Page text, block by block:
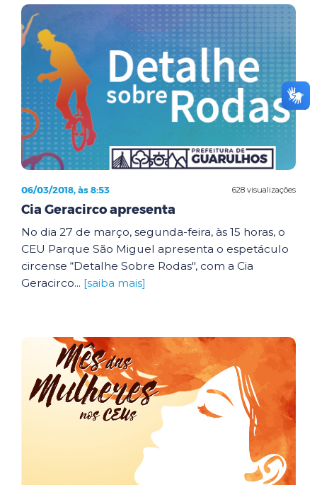
628 visualizações
06/03/2018, às 8:53
Cia Geracirco apresenta
No dia 27 de março, segunda-feira, às 15 horas, o
CEU Parque São Miguel apresenta o espetáculo
circense “Detalhe Sobre Rodas", com a Cia
Geracirco... [saiba mais]